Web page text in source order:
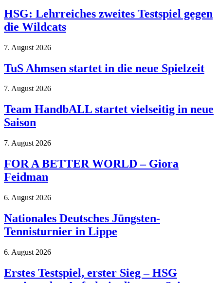
HSG: Lehrreiches zweites Testspiel gegen
die Wildcats
7. August 2026
TuS Ahmsen startet in die neue Spielzeit
7. August 2026
Team HandbALL startet vielseitig in neue
Saison
7. August 2026
FOR A BETTER WORLD – Giora
Feidman
6. August 2026
Nationales Deutsches Jüngsten-
Tennisturnier in Lippe
6. August 2026
Erstes Testspiel, erster Sieg – HSG